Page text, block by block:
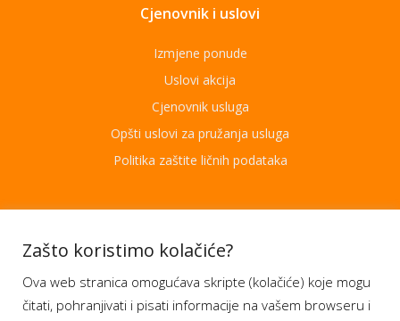
Cjenovnik i uslovi
Izmjene ponude
Uslovi akcija
Cjenovnik usluga
Opšti uslovi za pružanja usluga
Politika zaštite ličnih podataka
Aplikacije
Moj BH Telecom
Dostupnost usluga
Zašto koristimo kolačiće?
Ova web stranica omogućava skripte (kolačiće) koje mogu
čitati, pohranjivati i pisati informacije na vašem browseru i